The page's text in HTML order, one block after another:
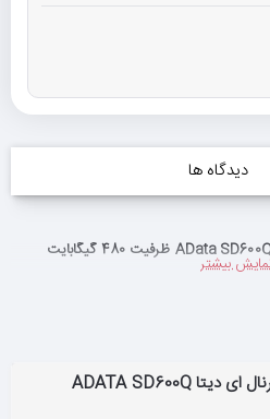
دیدگاه ها
نظرات برای اس اس دی اکسترنال ای دیتا ADATA SD600Q